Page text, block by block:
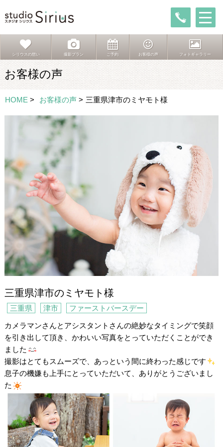
シリウスの想い 撮影プラン ご予約 お客様の声 フォトギャラリー
お客様の声
HOME > お客様の声 > 三重県津市のミヤモト様
三重県津市のミヤモト様
三重県 津市 ファーストバースデー
カメラマンさんとアシスタントさんの絶妙なタイミングで笑顔
を引き出して頂き、かわいい写真をとっていただくことができ
ました
撮影はとてもスムーズで、あっという間に終わった感じです
息子の機嫌も上手にとっていただいて、ありがとうございまし
た